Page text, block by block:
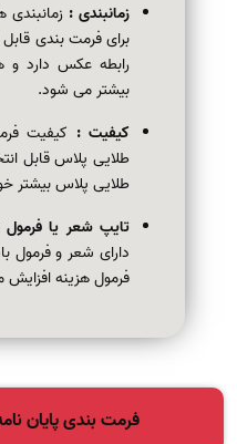
زمانبندی :
برای فرمت بندی
رابطه عکس دارد و
بیشتر می شود.
کیفیت : کیفیت
طلایی پلاس قابل
طلایی پلاس بیشتر
تایپ شعر یا فرمول
دارای شعر و
فرمول هزینه افزایش
فرمت بندی پایان